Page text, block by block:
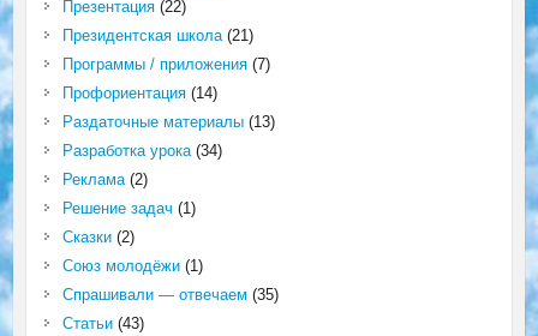
Презентация(22)
Президентская школа(21)
Программы / приложения(7)
Профориентация(14)
Раздаточные материалы(13)
Разработка урока(34)
Реклама(2)
Решение задач (1)
Сказки(2)
Союз молодёжи(1)
Спрашивали — отвечаем (35)
Статьи(43)